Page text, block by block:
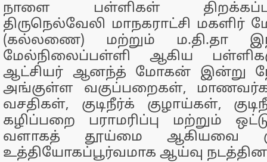
நாளை பள்ளிகள்
திருநெல்வேலி மாநகராட்சி மகளிர்
(கல்லணை) மற்றும் ம.தி.தா
மேல்நிலைப்பள்ளி ஆகிய
ஆட்சியர் ஆனந்த் மோகன் இன்று
அங்குள்ள வகுப்பறைகள்,
வசதிகள், குடிநீர்க் குழாய்கள்,
கழிப்பறை பராமரிப்பு மற்றும்
வளாகத் தூய்மை ஆகியவை
உத்தியோகப்பூர்வமாக ஆய்வு